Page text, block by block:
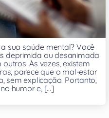
sua saúde mental? Você
deprimida ou desanimada
Às vezes, existem
parece que o mal-estar
sem explicação. Portanto,
humor e, [...]